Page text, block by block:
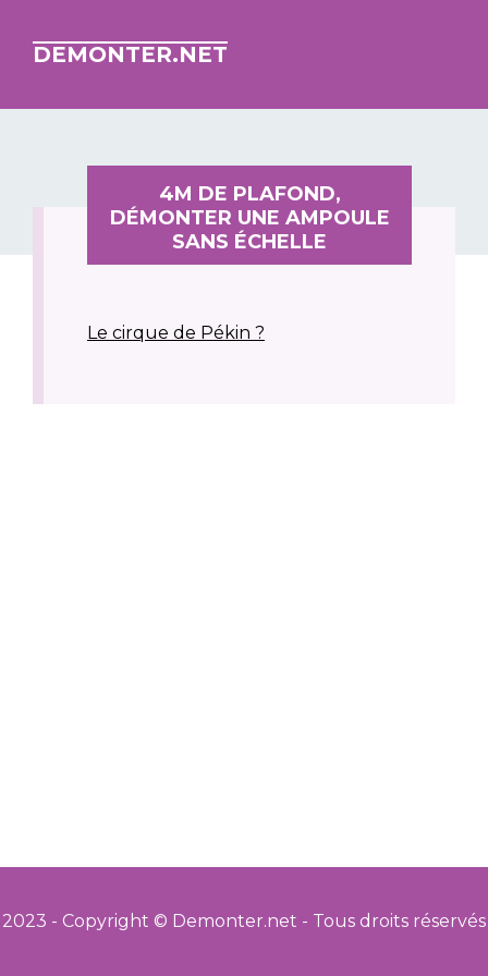
DEMONTER.NET
4M DE PLAFOND,
DÉMONTER UNE AMPOULE
SANS ÉCHELLE
Le cirque de Pékin ?
2023 - Copyright © Demonter.net - Tous droits réservés